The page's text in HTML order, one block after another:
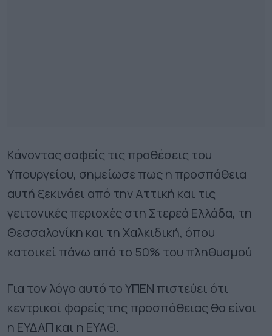
Κάνοντας σαφείς τις προθέσεις του
Υπουργείου, σημείωσε πως η προσπάθεια
αυτή ξεκινάει από την Αττική και τις
γειτονικές περιοχές στη Στερεά Ελλάδα, τη
Θεσσαλονίκη και τη Χαλκιδική, όπου
κατοικεί πάνω από το 50% του πληθυσμού
Για τον λόγο αυτό το ΥΠΕΝ πιστεύει ότι
κεντρικοί φορείς της προσπάθειας θα είναι
η ΕΥΔΑΠ και η ΕΥΑΘ.